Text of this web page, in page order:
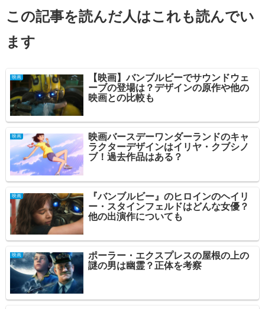
この記事を読んだ人はこれも読んでい
ます
映画
【映画】バンブルビーでサウンドウェ
ーブの登場は？デザインの原作や他の
映画との比較も
映画
映画バースデーワンダーランドのキャ
ラクターデザインはイリヤ・クブシノ
ブ！過去作品はある？
映画
『バンブルビー』のヒロインのヘイリ
ー・スタインフェルドはどんな女優？
他の出演作についても
映画
ポーラー・エクスプレスの屋根の上の
謎の男は幽霊？正体を考察